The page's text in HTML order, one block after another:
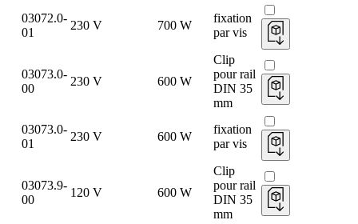
03072.0-
01
230 V 700 W
fixation
par vis
03073.0-
00
230 V 600 W
Clip
pour rail
DIN 35
mm
03073.0-
01
230 V 600 W
fixation
par vis
03073.9-
00
120 V 600 W
Clip
pour rail
DIN 35
mm